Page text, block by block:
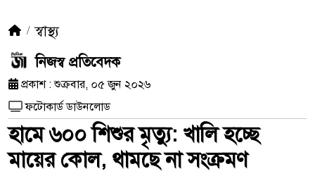
স্বাস্থ্য
নিজস্ব প্রতিবেদক
প্রকাশ : শুক্রবার, ০৫ জুন ২০২৬
ফটোকার্ড ডাউনলোড
হামে ৬০০ শিশুর মৃত্যু: খালি হচ্ছে
মায়ের কোল, থামছে না সংক্রমণ